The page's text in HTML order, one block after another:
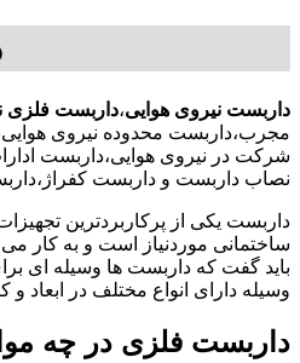
داربست نیروی هوایی،داربست فلزی
مجرب،داربست محدوده نیروی
شرکت در نیروی هوایی،داربست
نصاب داربست و داربست
داربست یکی از پرکاربردترین
ساختمانی موردنیاز است و به کار می
باید گفت که داربست ها وسیله ای
وسیله دارای انواع مختلف در ابعاد و
داربست فلزی در چه